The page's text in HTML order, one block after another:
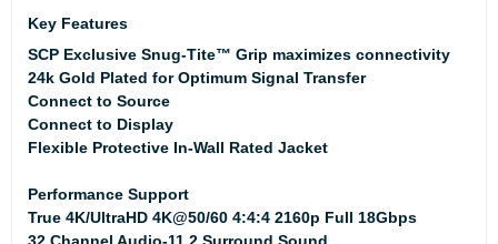
Key Features
SCP Exclusive Snug-Tite™ Grip maximizes connectivity
24k Gold Plated for Optimum Signal Transfer
Connect to Source
Connect to Display
Flexible Protective In-Wall Rated Jacket
Performance Support
True 4K/UltraHD 4K@50/60 4:4:4 2160p Full 18Gbps